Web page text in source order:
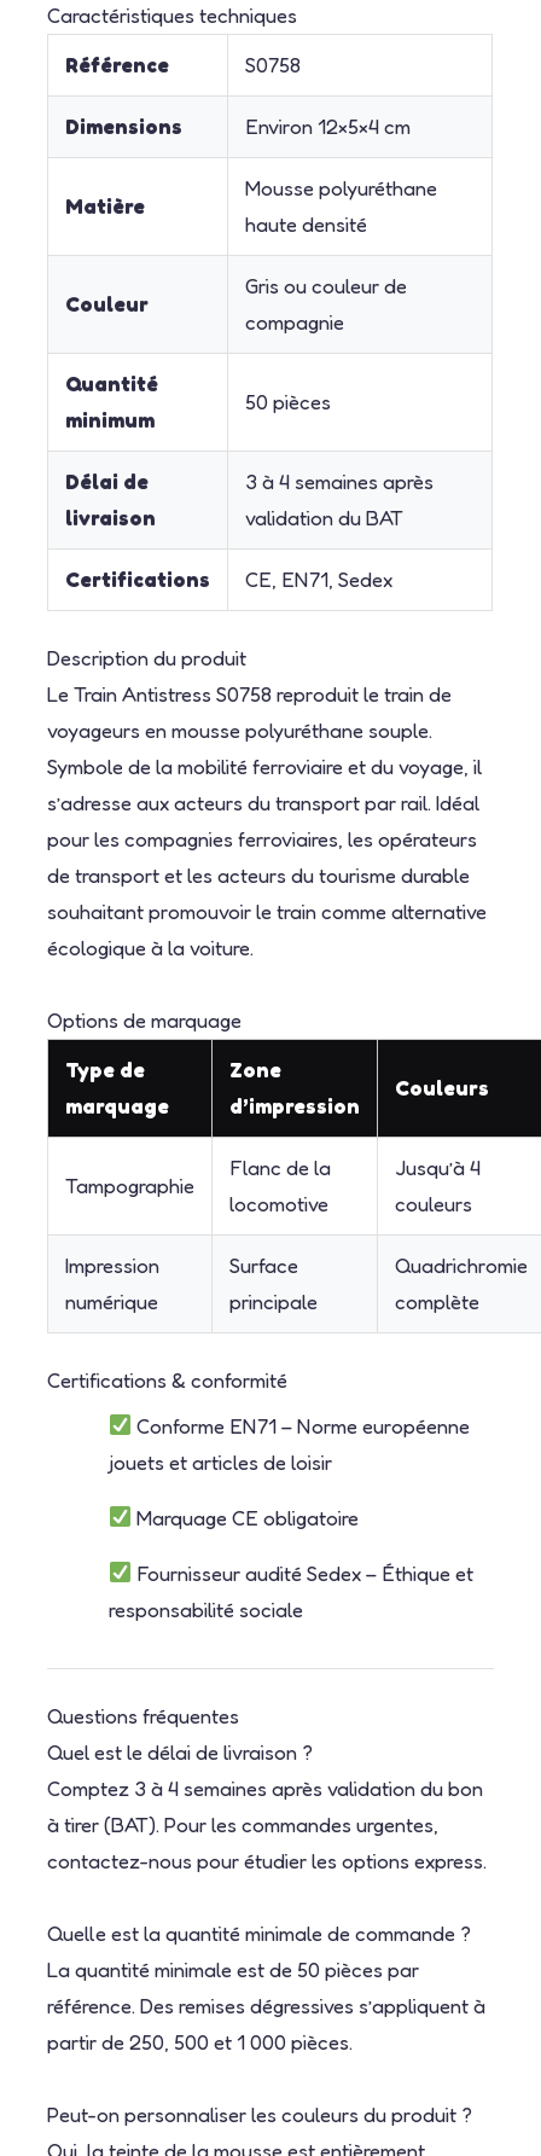
Caractéristiques techniques
Référence
S0758
Dimensions Environ 12×5×4 cm
Matière
Mousse polyuréthane
haute densité
Couleur
Gris ou couleur de
compagnie
Quantité
minimum
50 pièces
Délai de
livraison
3 à 4 semaines après
validation du BAT
Certifications CE, EN71, Sedex
Description du produit
Le Train Antistress S0758 reproduit le train de
voyageurs en mousse polyuréthane souple.
Symbole de la mobilité ferroviaire et du voyage, il
s’adresse aux acteurs du transport par rail. Idéal
pour les compagnies ferroviaires, les opérateurs
de transport et les acteurs du tourisme durable
souhaitant promouvoir le train comme alternative
écologique à la voiture.
Options de marquage
Type de
marquage
Zone
d’impression
Couleurs
Tampographie
Flanc de la
locomotive
Jusqu’à 4
couleurs
Impression
numérique
Surface
principale
Quadrichromie
complète
Certifications & conformité
Conforme EN71 – Norme européenne
jouets et articles de loisir
Marquage CE obligatoire
Fournisseur audité Sedex – Éthique et
responsabilité sociale
Questions fréquentes
Quel est le délai de livraison ?
Comptez 3 à 4 semaines après validation du bon
à tirer (BAT). Pour les commandes urgentes,
contactez-nous pour étudier les options express.
Quelle est la quantité minimale de commande ?
La quantité minimale est de 50 pièces par
référence. Des remises dégressives s’appliquent à
partir de 250, 500 et 1 000 pièces.
Peut-on personnaliser les couleurs du produit ?
Oui, la teinte de la mousse est entièrement